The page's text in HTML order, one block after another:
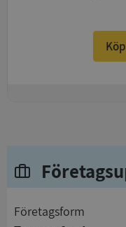
företagsform